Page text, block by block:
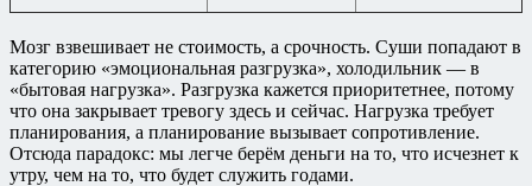
Мозг взвешивает не стоимость, а срочность. Суши попадают в
категорию «эмоциональная разгрузка», холодильник — в
«бытовая нагрузка». Разгрузка кажется приоритетнее, потому
что она закрывает тревогу здесь и сейчас. Нагрузка требует
планирования, а планирование вызывает сопротивление.
Отсюда парадокс: мы легче берём деньги на то, что исчезнет к
утру, чем на то, что будет служить годами.